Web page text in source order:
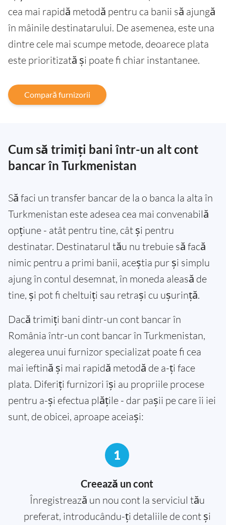
cea mai rapidă metodă pentru ca banii să ajungă
în mâinile destinatarului. De asemenea, este una
dintre cele mai scumpe metode, deoarece plata
este prioritizată și poate fi chiar instantanee.
Compară furnizorii
Cum să trimiți bani într-un alt cont
bancar în Turkmenistan
Să faci un transfer bancar de la o banca la alta în
Turkmenistan este adesea cea mai convenabilă
opțiune - atât pentru tine, cât și pentru
destinatar. Destinatarul tău nu trebuie să facă
nimic pentru a primi banii, aceștia pur și simplu
ajung în contul desemnat, în moneda aleasă de
tine, și pot fi cheltuiți sau retrași cu ușurință.
Dacă trimiți bani dintr-un cont bancar în
România într-un cont bancar în Turkmenistan,
alegerea unui furnizor specializat poate fi cea
mai ieftină și mai rapidă metodă de a-ți face
plata. Diferiți furnizori își au propriile procese
pentru a-și efectua plățile - dar pașii pe care îi iei
sunt, de obicei, aproape aceiași:
1
Creează un cont
Înregistrează un nou cont la serviciul tău
preferat, introducându-ți detaliile de cont și